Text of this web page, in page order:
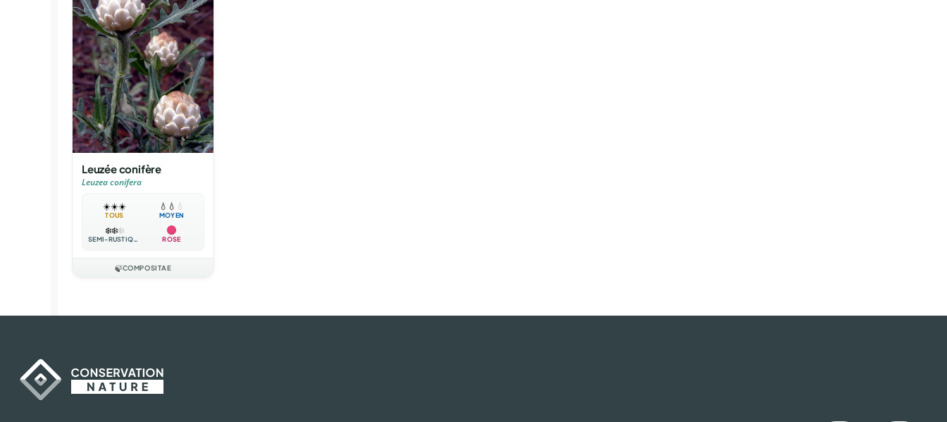
Leuzée conifère
Leuzea conifera
☀️☀️☀️
TOUS
💧 💧 💧
MOYEN
❄️❄️❄️
SEMI-RUSTIQUE ROSE
🍃COMPOSITAE